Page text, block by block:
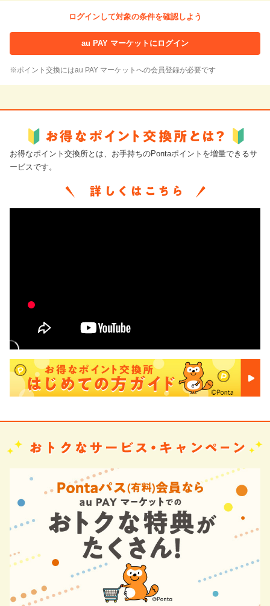
ログインして対象の条件を確認しよう
au PAY マーケットにログイン
※ポイント交換にはau PAY マーケットへの会員登録が必要です
お得なポイント交換所とは、お手持ちのPontaポイントを増量できるサ
ービスです。